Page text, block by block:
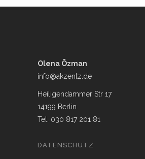
Olena Özman
info@akzentz.de
Heiligendammer Str 17
14199 Berlin
Tel. 030 817 201 81
DATENSCHUTZ